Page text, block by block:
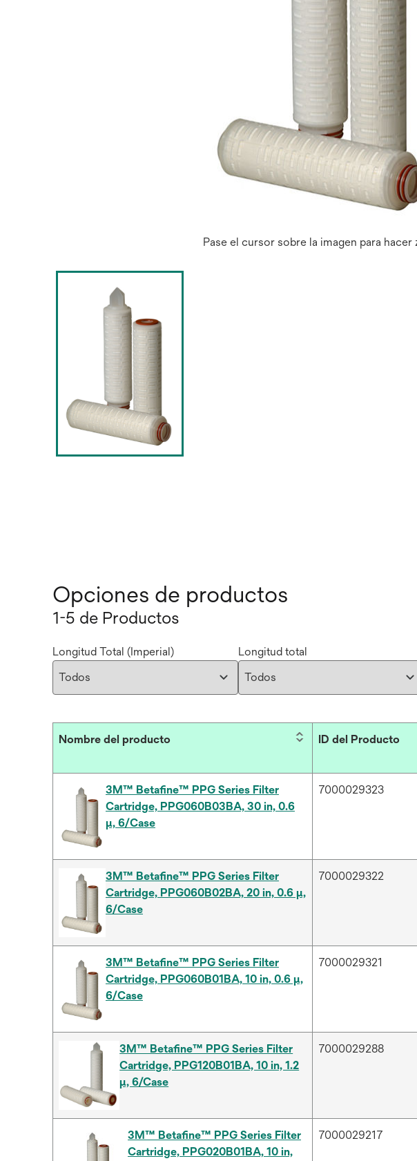
Pase el cursor sobre la imagen para hacer
Opciones de productos
1-5 de Productos
Longitud Total (Imperial) Longitud total
Nombre del producto ID del Producto
3M™ Betafine™ PPG Series Filter
Cartridge, PPG060B03BA, 30 in, 0.6
μ, 6/Case
7000029323
3M™ Betafine™ PPG Series Filter
Cartridge, PPG060B02BA, 20 in, 0.6 μ,
6/Case
7000029322
3M™ Betafine™ PPG Series Filter
Cartridge, PPG060B01BA, 10 in, 0.6 μ,
6/Case
7000029321
3M™ Betafine™ PPG Series Filter
Cartridge, PPG120B01BA, 10 in, 1.2
µ, 6/Case
7000029288
3M™ Betafine™ PPG Series Filter
Cartridge, PPG020B01BA, 10 in,
7000029217